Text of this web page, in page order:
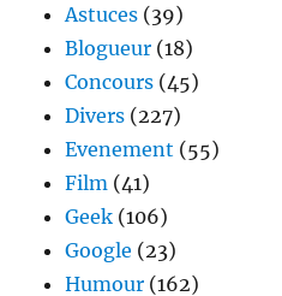
Astuces (39)
Blogueur (18)
Concours (45)
Divers (227)
Evenement (55)
Film (41)
Geek (106)
Google (23)
Humour (162)